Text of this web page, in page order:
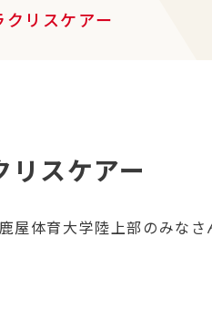
リスケアー
スケアー
体育大学陸上部のみなさ